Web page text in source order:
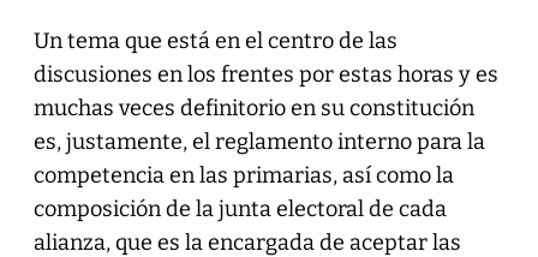
Un tema que está en el centro de las
discusiones en los frentes por estas horas y es
muchas veces definitorio en su constitución
es, justamente, el reglamento interno para la
competencia en las primarias, así como la
composición de la junta electoral de cada
alianza, que es la encargada de aceptar las